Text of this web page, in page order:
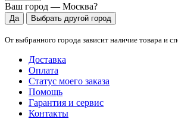
Ваш город — Москва?
Да Выбрать другой город
От выбранного города зависит наличие товара и
Доставка
Оплата
Статус моего заказа
Помощь
Гарантия и сервис
Контакты